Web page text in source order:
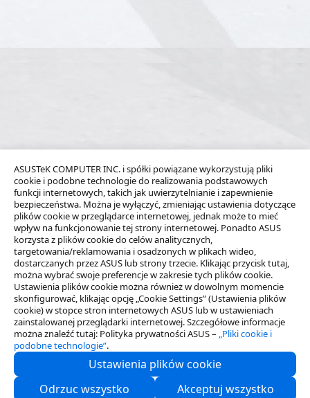
ASUSTeK COMPUTER INC. i spółki powiązane wykorzystują pliki
cookie i podobne technologie do realizowania podstawowych
funkcji internetowych, takich jak uwierzytelnianie i zapewnienie
bezpieczeństwa. Można je wyłączyć, zmieniając ustawienia dotyczące
plików cookie w przeglądarce internetowej, jednak może to mieć
wpływ na funkcjonowanie tej strony internetowej. Ponadto ASUS
korzysta z plików cookie do celów analitycznych,
targetowania/reklamowania i osadzonych w plikach wideo,
dostarczanych przez ASUS lub strony trzecie. Klikając przycisk tutaj,
można wybrać swoje preferencje w zakresie tych plików cookie.
Ustawienia plików cookie można również w dowolnym momencie
skonfigurować, klikając opcję „Cookie Settings” (Ustawienia plików
cookie) w stopce stron internetowych ASUS lub w ustawieniach
zainstalowanej przeglądarki internetowej. Szczegółowe informacje
można znaleźć tutaj: Polityka prywatności ASUS – „Pliki cookie i
podobne technologie”.
Ustawienia plików cookie
Odrzuc wszystko
Akceptuj wszystko
O nas